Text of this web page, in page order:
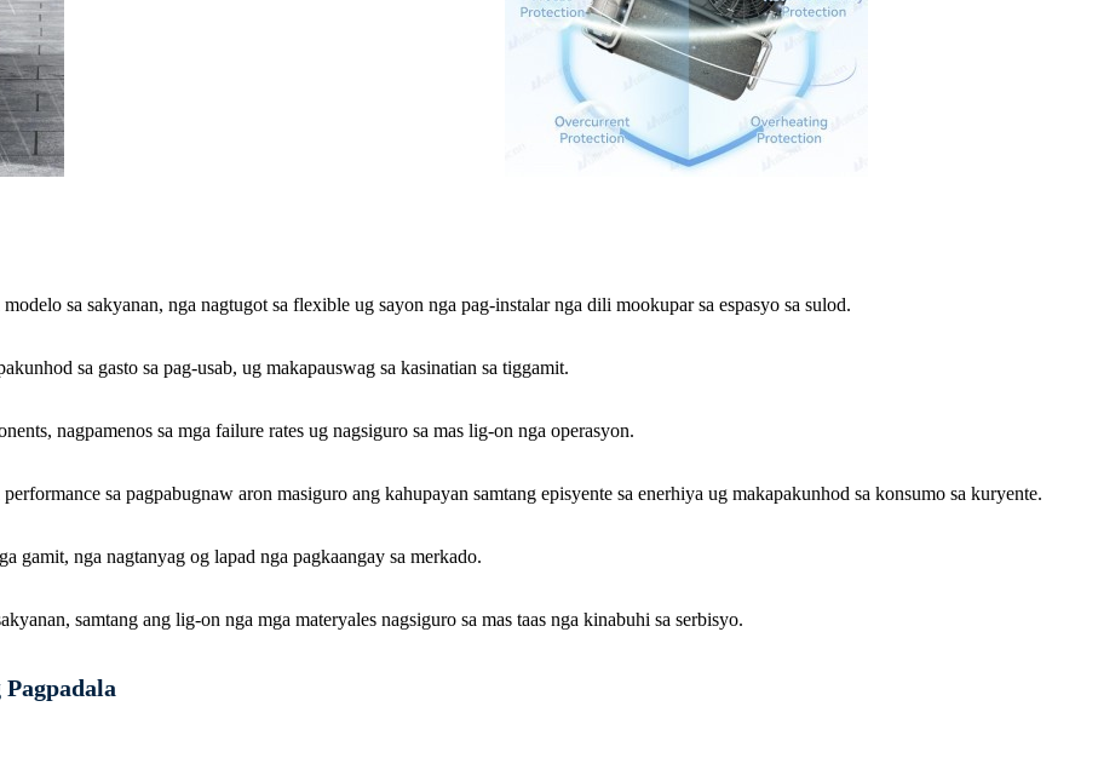
sa sakyanan, nga nagtugot sa flexible ug sayon ​​nga pag-instalar nga dili mookupar sa espasyo sa sulod.
sa gasto sa pag-usab, ug makapauswag sa kasinatian sa tiggamit.
nagpamenos sa mga failure rates ug nagsiguro sa mas lig-on nga operasyon.
sa pagpabugnaw aron masiguro ang kahupayan samtang episyente sa enerhiya ug makapakunhod sa konsumo sa kuryente.
gamit, nga nagtanyag og lapad nga pagkaangay sa merkado.
samtang ang lig-on nga mga materyales nagsiguro sa mas taas nga kinabuhi sa serbisyo.